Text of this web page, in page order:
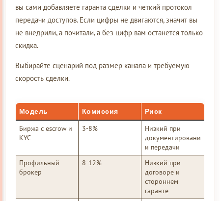
вы сами добавляете гаранта сделки и четкий протокол
передачи доступов. Если цифры не двигаются, значит вы
не внедрили, а почитали, а без цифр вам останется только
скидка.
Выбирайте сценарий под размер канала и требуемую
скорость сделки.
Модель Комиссия Риск
Биржа с escrow и
KYC
3-8%
Низкий при
документировани
и передачи
Профильный
брокер
8-12%
Низкий при
договоре и
стороннем
гаранте